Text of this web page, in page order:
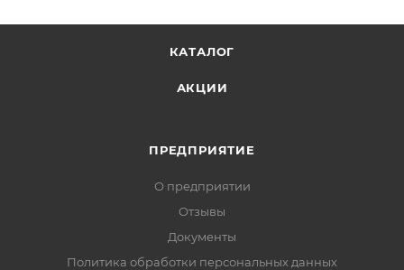
КАТАЛОГ
АКЦИИ
ПРЕДПРИЯТИЕ
О предприятии
Отзывы
Документы
Политика обработки персональных данных